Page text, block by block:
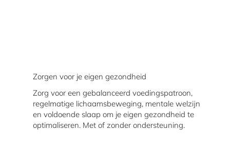
Zorgen voor je eigen gezondheid
Zorg voor een gebalanceerd voedingspatroon,
regelmatige lichaamsbeweging, mentale welzijn
en voldoende slaap om je eigen gezondheid te
optimaliseren. Met of zonder ondersteuning.